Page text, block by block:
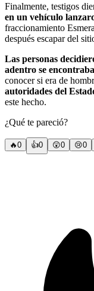
Finalmente, testigos
en un vehículo
fraccionamiento
después escapar del
Las personas
adentro se
conocer si era de
autoridades del
este hecho.
¿Qué te pareció?
🔥0 👍0 😲0 😢0